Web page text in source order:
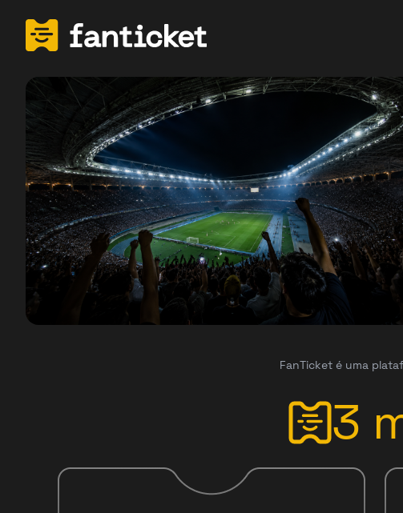
FanTicket é uma
3